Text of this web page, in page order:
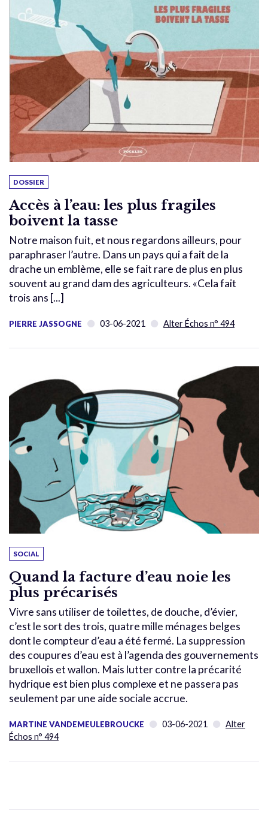
DOSSIER
Accès à l’eau: les plus fragiles
boivent la tasse
Notre maison fuit, et nous regardons ailleurs, pour
paraphraser l’autre. Dans un pays qui a fait de la
drache un emblème, elle se fait rare de plus en plus
souvent au grand dam des agriculteurs. «Cela fait
trois ans [...]
PIERRE JASSOGNE 03-06-2021 Alter Échos n° 494
SOCIAL
Quand la facture d’eau noie les
plus précarisés
Vivre sans utiliser de toilettes, de douche, d’évier,
c’est le sort des trois, quatre mille ménages belges
dont le compteur d’eau a été fermé. La suppression
des coupures d’eau est à l’agenda des gouvernements
bruxellois et wallon. Mais lutter contre la précarité
hydrique est bien plus complexe et ne passera pas
seulement par une aide sociale accrue.
MARTINE VANDEMEULEBROUCKE 03-06-2021
Alter
Échos n° 494